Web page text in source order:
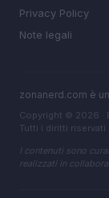
Privacy Policy
Note legali
zonanerd.com è
Copyright © 2026 ·
Tutti i diritti riservati
I contenuti sono
realizzati in